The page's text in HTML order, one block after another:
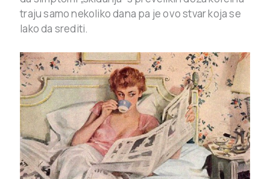
traju samo nekoliko dana pa je ovo stvar koja se
lako da srediti.